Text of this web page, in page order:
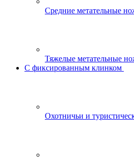
Средние метательные
Тяжелые метательные
С фиксированным клинком
Охотничьи и